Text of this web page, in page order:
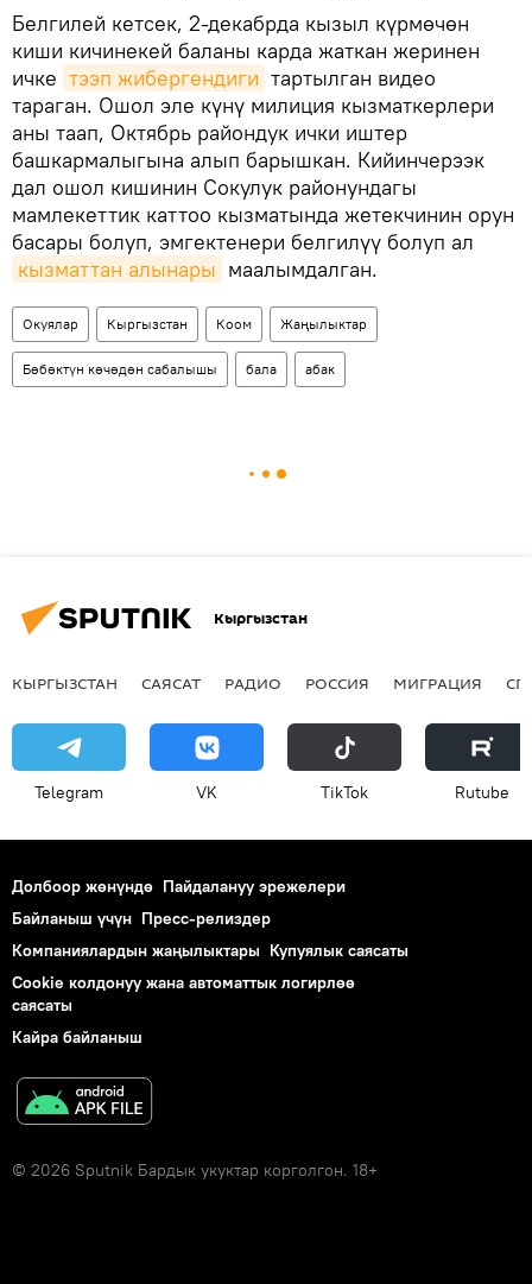
Белгилей кетсек, 2-декабрда кызыл күрмөчөн
киши кичинекей баланы карда жаткан жеринен
ичке тээп жибергендиги тартылган видео
тараган. Ошол эле күнү милиция кызматкерлери
аны таап, Октябрь райондук ички иштер
башкармалыгына алып барышкан. Кийинчерээк
дал ошол кишинин Сокулук районундагы
мамлекеттик каттоо кызматында жетекчинин орун
басары болуп, эмгектенери белгилүү болуп ал
кызматтан алынары маалымдалган.
Окуялар Кыргызстан Коом Жаңылыктар
Бөбөктүн көчөдөн сабалышы бала абак
Кыргызстан
КЫРГЫЗСТАН САЯСАТ РАДИО РОССИЯ МИГРАЦИЯ
Telegram VK ТikТоk Rutube
Долбоор жөнүндө Пайдалануу эрежелери
Байланыш үчүн Пресс-релиздер
Компаниялардын жаңылыктары Купуялык саясаты
Cookie колдонуу жана автоматтык логирлөө
саясаты
Кайра байланыш
© 2026 Sputnik Бардык укуктар корголгон. 18+